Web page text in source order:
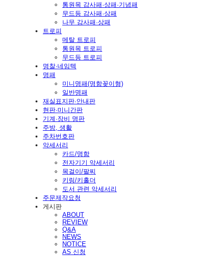
통원목 감사패·상패·기념패
무드등 감사패·상패
나무 감사패·상패
트로피
메탈 트로피
통원목 트로피
무드등 트로피
명찰·네임텍
명패
미니명패(명함꽂이형)
일반명패
재실표지판·안내판
현판·미니간판
기계·장비 명판
주방, 생활
주차번호판
악세서리
카드/명함
전자기기 악세서리
목걸이/팔찌
키링/키홀더
도서 관련 악세서리
주문제작요청
게시판
ABOUT
REVIEW
Q&A
NEWS
NOTICE
AS 신청